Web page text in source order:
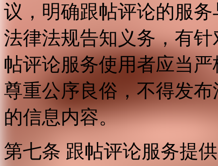
议，明确跟帖评论的服
法律法规告知义务，有
帖评论服务使用者应当
尊重公序良俗，不得发
的信息内容。
第七条 跟帖评论服务提